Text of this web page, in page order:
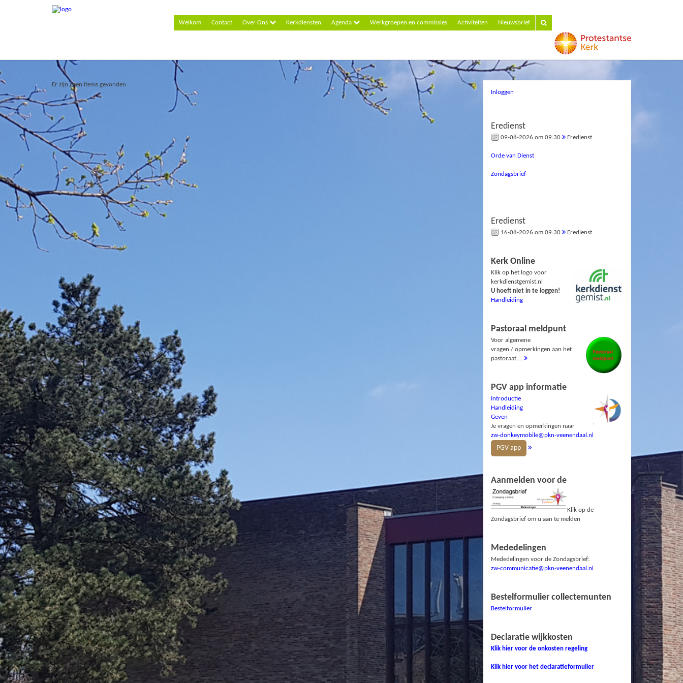
Welkom Contact Over Ons Kerkdiensten Agenda Werkgroepen en commissies Activiteiten Nieuwsbrief
Er zijn geen items gevonden
Inloggen
Eredienst
09-08-2026 om 09:30 Eredienst
Orde van Dienst
Zondagsbrief
Eredienst
16-08-2026 om 09:30 Eredienst
Kerk Online
Klik op het logo voor
kerkdienstgemist.nl
U hoeft niet in te loggen!
Handleiding
Pastoraal meldpunt
Voor algemene
vragen / opmerkingen aan het
pastoraat….
PGV app informatie
Introductie
Handleiding
Geven
Je vragen en opmerkingen naar
zw-donkeymobile@pkn-veenendaal.nl
PGV app
Aanmelden voor de
Klik op de
Zondagsbrief om u aan te melden
Mededelingen
Mededelingen voor de Zondagsbrief:
zw-communicatie@pkn-veenendaal.nl
Bestelformulier collectemunten
Bestelformulier
Declaratie wijkkosten
Klik hier voor de onkosten regeling
Klik hier voor het declaratieformulier